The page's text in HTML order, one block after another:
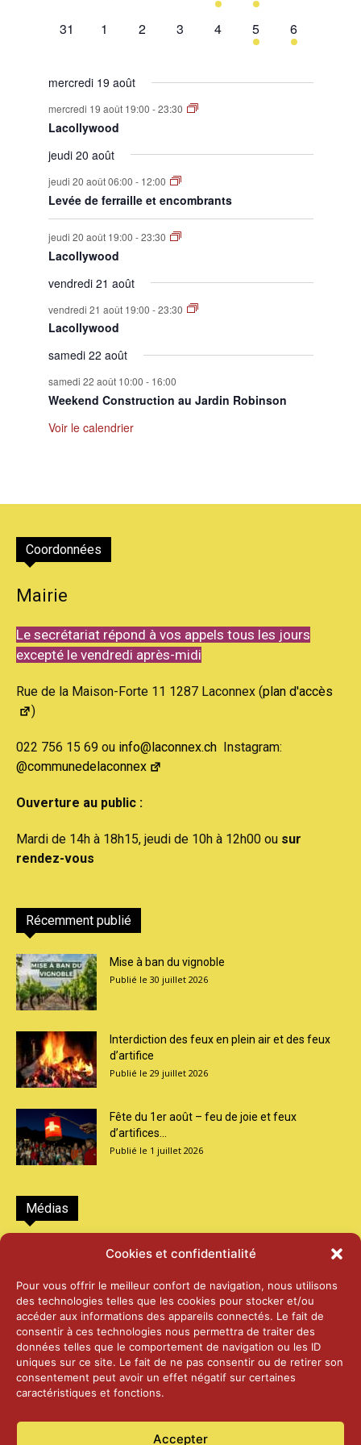
Cookies et confidentialité
Pour vous offrir le meilleur confort de navigation, nous utilisons
des technologies telles que les cookies pour stocker et/ou
accéder aux informations des appareils connectés. Le fait de
consentir à ces technologies nous permettra de traiter des
données telles que le comportement de navigation ou les ID
uniques sur ce site. Le fait de ne pas consentir ou de retirer son
consentement peut avoir un effet négatif sur certaines
caractéristiques et fonctions.
Accepter
évènement,évènement,évènement,
0
31
0
1
0
2
0
3
0
évènement,
4
1
évènement,
5
1
évènement,
6
mercredi 19 août
mercredi 19 août 19:00 -23:30
Lacollywood
jeudi 20 août
jeudi 20 août 06:00 - 12:00
Levée de ferraille et encombrants
jeudi 20 août 19:00 -23:30
Lacollywood
vendredi 21 août
vendredi 21 août 19:00 -23:30
Lacollywood
samedi 22 août
samedi 22 août 10:00 - 16:00
Weekend Construction au Jardin Robinson
Voir le calendrier
Coordonnées
Mairie
Le secrétariat répond à vos appels tous les jours
excepté le vendredi après-midi
Rue de la Maison-Forte 11 1287 Laconnex (plan d'accès
)
022 756 15 69 ou info@laconnex.ch Instagram:
@communedelaconnex
Ouverture au public :
Mardi de 14h à 18h15, jeudi de 10h à 12h00 ou sur
rendez-vous
Récemment publié
Mise à ban du vignoble
30 juillet 2026
Interdiction des feux en plein air et des feux
d’artifice
29 juillet 2026
Fête du 1er août – feu de joie et feux
d’artifices...
1 juillet 2026
Médias
2026 – Laiterie d’Orsières et Abbaye de St-
25 juin 2026
2025 – Palais Fédéral – Berne
25 juin 2026
14 janvier 2025